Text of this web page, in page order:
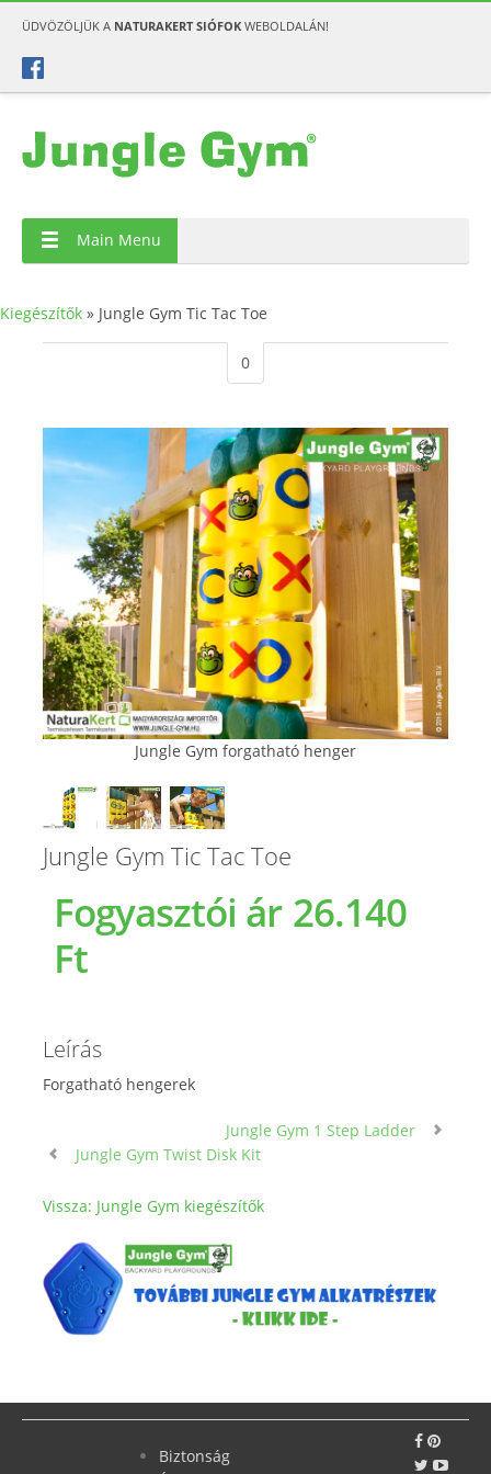
ÜDVÖZÖLJÜK A NATURAKERT SIÓFOK WEBOLDALÁN!
Main Menu
Kiegészítők » Jungle Gym Tic Tac Toe
0
Jungle Gym forgatható henger
Jungle Gym Tic Tac Toe
Fogyasztói ár 26.140
Ft
Leírás
Forgatható hengerek
Jungle Gym 1 Step Ladder
Jungle Gym Twist Disk Kit
Vissza: Jungle Gym kiegészítők
Biztonság